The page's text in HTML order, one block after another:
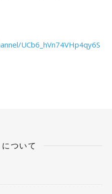
UCb6_hVn74VHp4qy6S
ついて